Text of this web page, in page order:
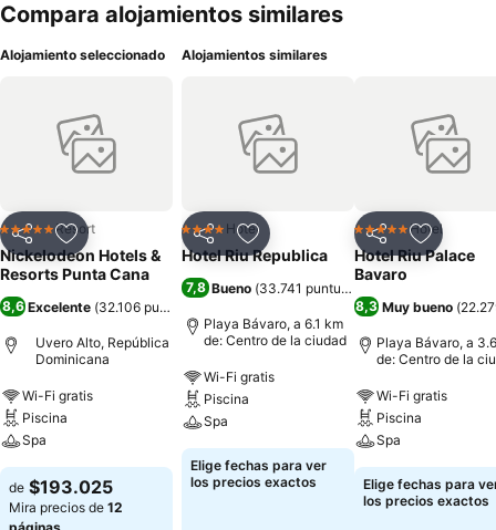
Compara alojamientos similares
Alojamiento seleccionado
CompartirAgregar a favoritos
5 EstrellasResort
Nickelodeon Hotels &
Resorts Punta Cana
8,6 Excelente (32.106 puntuaciones
Uvero Alto, República
Dominicana
Wi-Fi gratis
Piscina
Spa
de $193.025
Mira precios de 12
Alojamientos similares
CompartirAgregar a favoritos
4 EstrellasHotel
Hotel Riu Republica
7,8 Bueno (33.741 puntuaciones
Playa Bávaro, a 6.1 km
de: Centro de la ciudad
Wi-Fi gratis
Piscina
Spa
Elige fechas para ver
los precios exactos
CompartirAgregar
5 EstrellasHotel
Hotel Riu Palace
Bavaro
8,3 Muy bueno (
Playa Bávaro, a
de: Centro de la
Wi-Fi gratis
Piscina
Spa
Elige fechas para
los precios exactos